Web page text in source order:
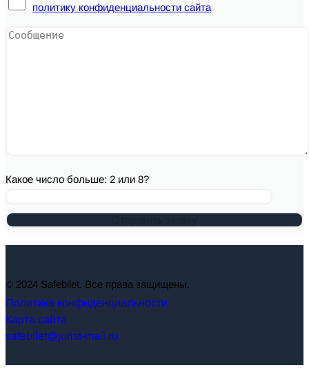
политику конфиденциальности сайта
Какое число больше: 2 или 8?
© 2024 Safebilet. Все права защищены.
Политика конфиденциальности
Карта сайта
safebilet@jurist-mail.ru